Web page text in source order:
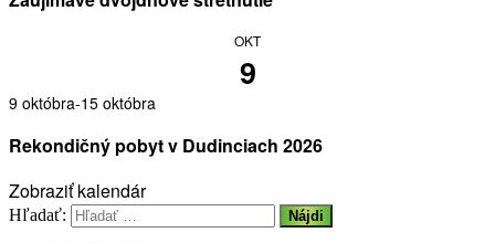
OKT
9
9 októbra-15 októbra
Rekondičný pobyt v Dudinciach 2026
Zobraziť kalendár
Hľadať: